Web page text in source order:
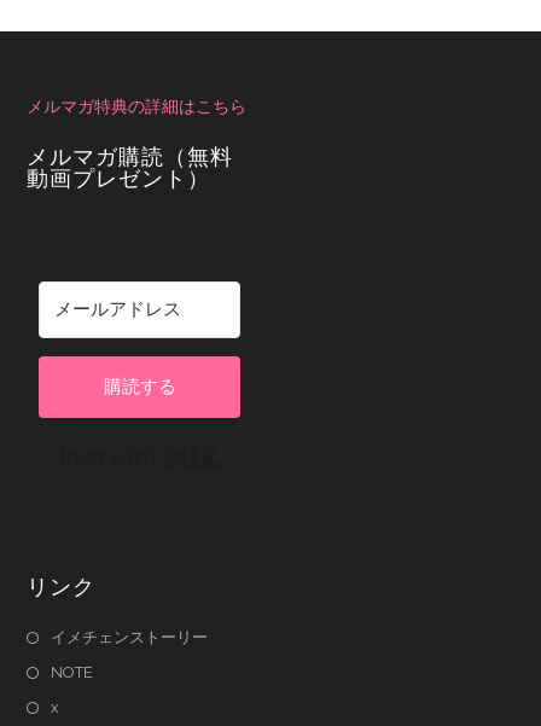
メルマガ特典の詳細はこちら
メルマガ購読（無料
動画プレゼント）
購読する
リンク
イメチェンストーリー
NOTE
x